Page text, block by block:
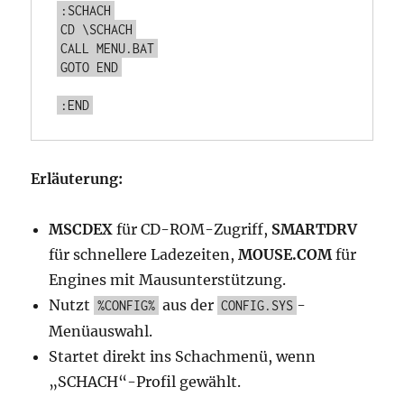
:SCHACH
CD \SCHACH
CALL MENU.BAT
GOTO END
:END
Erläuterung:
MSCDEX für CD-ROM-Zugriff, SMARTDRV
für schnellere Ladezeiten,MOUSE.COMfür
Engines mit Mausunterstützung.
Nutzt %CONFIG% aus der CONFIG.SYS -
Menüauswahl.
Startet direkt ins Schachmenü, wenn
„SCHACH“-Profil gewählt.